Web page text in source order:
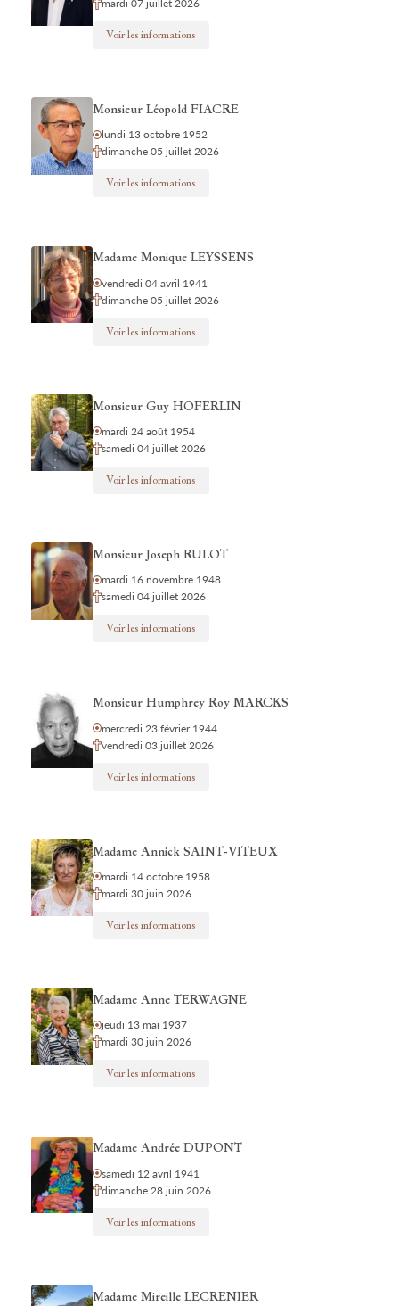
mardi 07 juillet 2026
Voir les informations
Monsieur Léopold FIACRE
lundi 13 octobre 1952
dimanche 05 juillet 2026
Voir les informations
Madame Monique LEYSSENS
vendredi 04 avril 1941
dimanche 05 juillet 2026
Voir les informations
Monsieur Guy HOFERLIN
mardi 24 août 1954
samedi 04 juillet 2026
Voir les informations
Monsieur Joseph RULOT
mardi 16 novembre 1948
samedi 04 juillet 2026
Voir les informations
Monsieur Humphrey Roy MARCKS
mercredi 23 février 1944
vendredi 03 juillet 2026
Voir les informations
Madame Annick SAINT-VITEUX
mardi 14 octobre 1958
mardi 30 juin 2026
Voir les informations
Madame Anne TERWAGNE
jeudi 13 mai 1937
mardi 30 juin 2026
Voir les informations
Madame Andrée DUPONT
samedi 12 avril 1941
dimanche 28 juin 2026
Voir les informations
Madame Mireille LECRENIER